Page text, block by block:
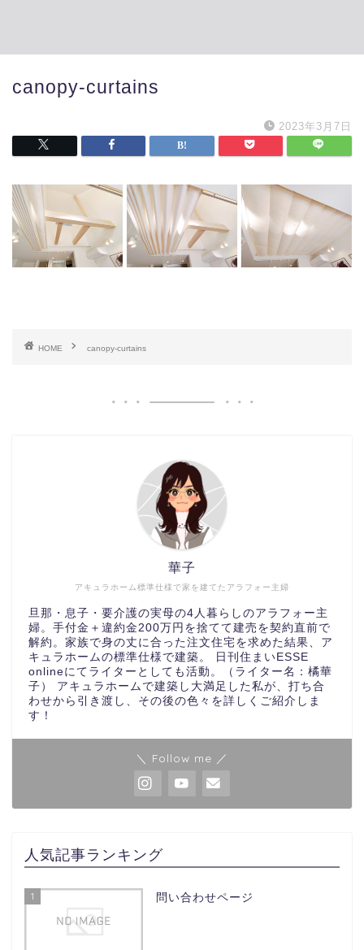
canopy-curtains
2023年3月7日
HOME canopy-curtains
アキュラホーム標準仕様で家を建てたアラフォー主婦
華子
旦那・息子・要介護の実母の4人暮らしのアラフォー主
婦。手付金＋違約金200万円を捨てて建売を契約直前で
解約。家族で身の丈に合った注文住宅を求めた結果、ア
キュラホームの標準仕様で建築。 日刊住まいESSE
onlineにてライターとしても活動。（ライター名：橘華
子） アキュラホームで建築し大満足した私が、打ち合
わせから引き渡し、その後の色々を詳しくご紹介しま
す！
＼ Follow me ／
人気記事ランキング
1 問い合わせページ